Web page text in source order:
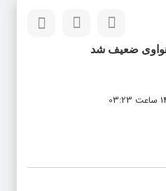
هواوی ضعیف شد